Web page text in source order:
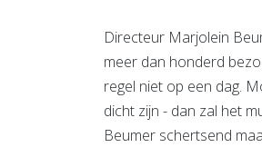
Directeur Marjolein
meer dan honderd
regel niet op een dag.
dicht zijn - dan zal het
Beumer schertsend